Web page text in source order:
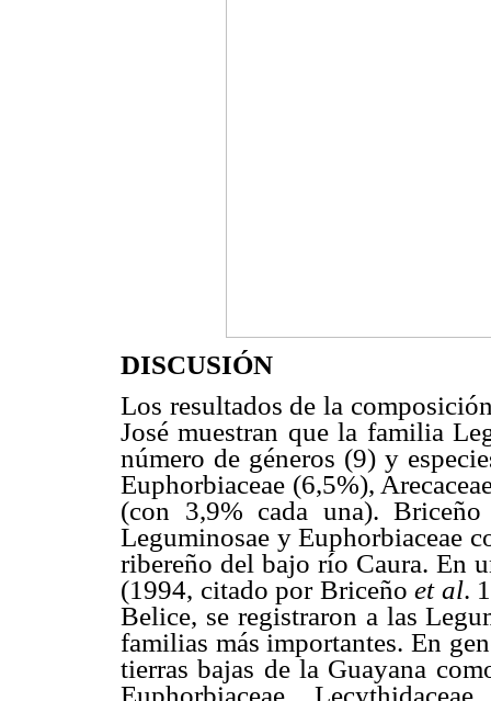
DISCUSIÓN
Los resultados de la
José muestran que la familia
número de géneros (9) y
Euphorbiaceae (6,5%),
(con 3,9% cada una).
Leguminosae y Euphorbiaceae
ribereño del bajo río Caura. En
(1994, citado por Briceñoet al.
Belice, se registraron a las
familias más importantes. En
tierras bajas de la Guayana